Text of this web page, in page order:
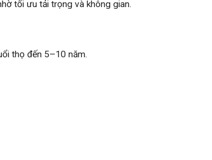
tối ưu tải trọng và không gian.
thọ đến 5–10 năm.